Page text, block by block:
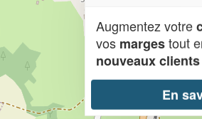
Augmentez votre
vos margestout
nouveaux clients
En